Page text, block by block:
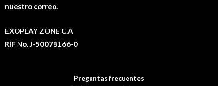
nuestro correo.
EXOPLAY ZONE C.A
RIF No. J-50078166-0
Preguntas frecuentes